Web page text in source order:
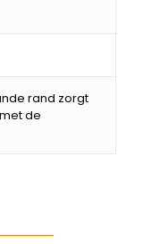
rand zorgt
de